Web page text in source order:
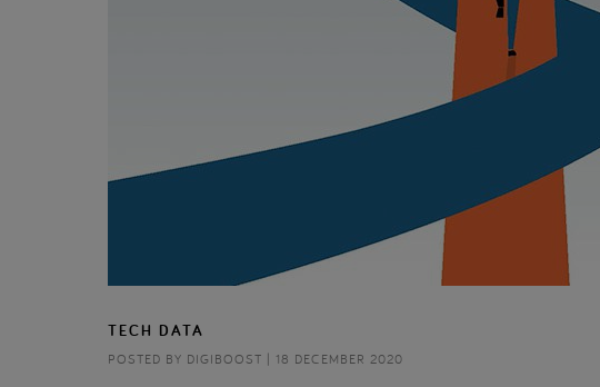
TECH DATA
POSTED BY DIGIBOOST | 18 DECEMBER 2020